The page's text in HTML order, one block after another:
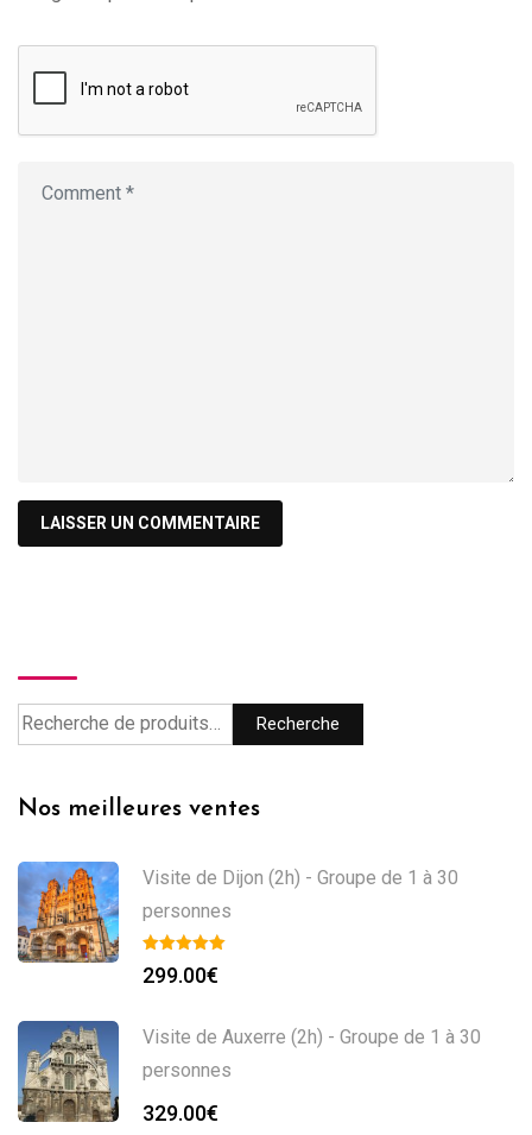
Recherche
Nos meilleures ventes
Visite de Dijon (2h) - Groupe de 1 à 30
personnes
299.00€
Visite de Auxerre (2h) - Groupe de 1 à 30
personnes
329.00€